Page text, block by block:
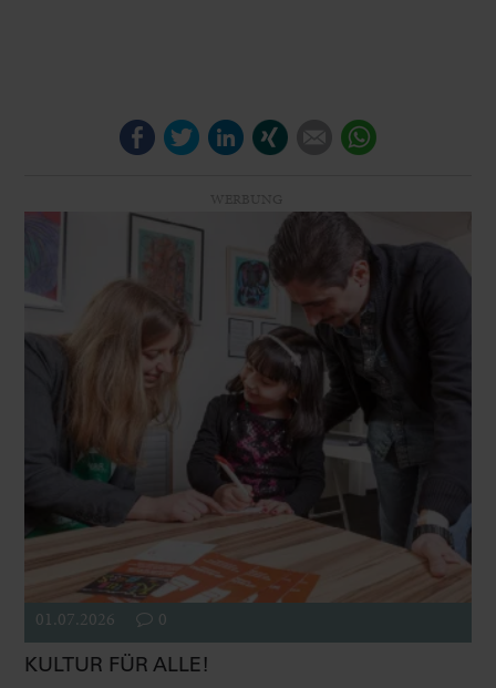
FacebookTwitterLinkedIn E-mail
01.07.2026 0
KULTUR FÜR ALLE!